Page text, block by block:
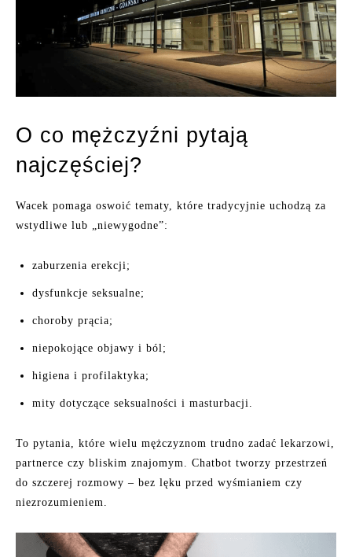
O co mężczyźni pytają
najczęściej?
Wacek pomaga oswoić tematy, które tradycyjnie uchodzą za
wstydliwe lub „niewygodne”:
zaburzenia erekcji;
dysfunkcje seksualne;
choroby prącia;
niepokojące objawy i ból;
higiena i profilaktyka;
mity dotyczące seksualności i masturbacji.
To pytania, które wielu mężczyznom trudno zadać lekarzowi,
partnerce czy bliskim znajomym. Chatbot tworzy przestrzeń
do szczerej rozmowy – bez lęku przed wyśmianiem czy
niezrozumieniem.